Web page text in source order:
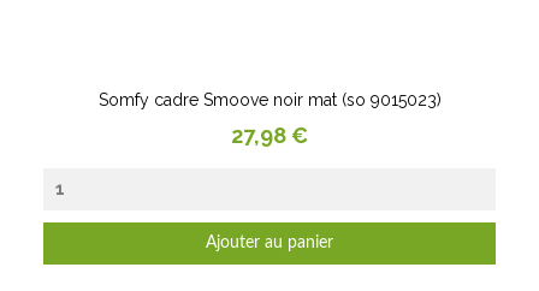
Somfy cadre Smoove noir mat (so 9015023)
Prix
27,98 €
Ajouter au panier